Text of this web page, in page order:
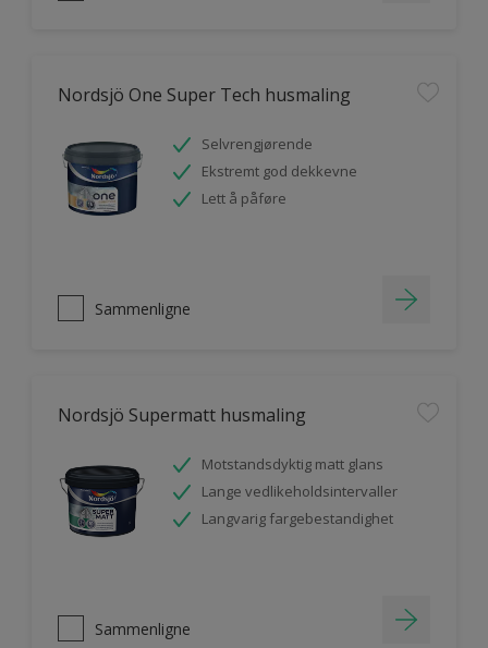
Nordsjö One Super Tech husmaling
Selvrengjørende
Ekstremt god dekkevne
Lett å påføre
Sammenligne
Nordsjö Supermatt husmaling
Motstandsdyktig matt glans
Lange vedlikeholdsintervaller
Langvarig fargebestandighet
Sammenligne